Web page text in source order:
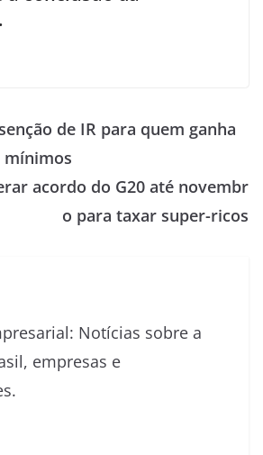
de IR para quem ganha
mínimos
acordo do G20 até novembr
o para taxar super-ricos
Notícias sobre a
empresas e